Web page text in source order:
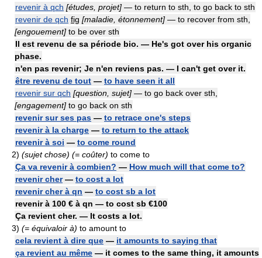
revenir à qch [études, projet] — to return to sth, to go back to sth
revenir de qch fig [maladie, étonnement] — to recover from sth,
[engouement] to be over sth
Il est revenu de sa période bio. — He's got over his organic
phase.
n'en pas revenir; Je n'en reviens pas. — I can't get over it.
être revenu de tout — to have seen it all
revenir sur qch [question, sujet] — to go back over sth,
[engagement] to go back on sth
revenir sur ses pas — to retrace one's steps
revenir à la charge — to return to the attack
revenir à soi — to come round
2) (sujet chose) (= coûter) to come to
Ça va revenir à combien? — How much will that come to?
revenir cher— to cost a lot
revenir cher à qn — to cost sb a lot
revenir à 100 € à qn — to cost sb €100
Ça revient cher. — It costs a lot.
3) (= équivaloir à) to amount to
cela revient à dire que — it amounts to saying that
ça revient au même — it comes to the same thing, it amounts